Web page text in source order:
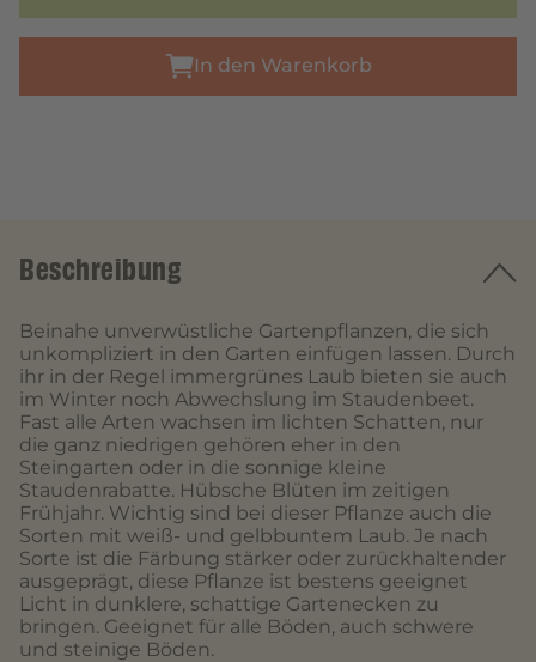
In den Warenkorb
Beschreibung
Beinahe unverwüstliche Gartenpflanzen, die sich
unkompliziert in den Garten einfügen lassen. Durch
ihr in der Regel immergrünes Laub bieten sie auch
im Winter noch Abwechslung im Staudenbeet.
Fast alle Arten wachsen im lichten Schatten, nur
die ganz niedrigen gehören eher in den
Steingarten oder in die sonnige kleine
Staudenrabatte. Hübsche Blüten im zeitigen
Frühjahr. Wichtig sind bei dieser Pflanze auch die
Sorten mit weiß- und gelbbuntem Laub. Je nach
Sorte ist die Färbung stärker oder zurückhaltender
ausgeprägt, diese Pflanze ist bestens geeignet
Licht in dunklere, schattige Gartenecken zu
bringen. Geeignet für alle Böden, auch schwere
und steinige Böden.